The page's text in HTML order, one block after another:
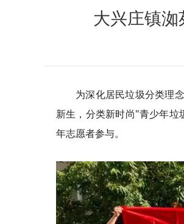
大兴庄镇洳
为深化居民垃圾分类理
新生，分类新时尚"青少年垃
年志愿者参与。